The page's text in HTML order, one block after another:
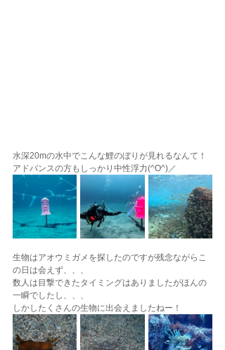
水深20mの水中でこんな鯉のぼりが見れるなんて！
アドバンスの方もしっかり中性浮力(^O^)／
生物はアオウミガメを探したのですが残念ながらこ
の日は会えず、、、
数人は目撃できたタイミングはありましたがほんの
一瞬でしたし、、、
しかしたくさんの生物に出会えましたねー！